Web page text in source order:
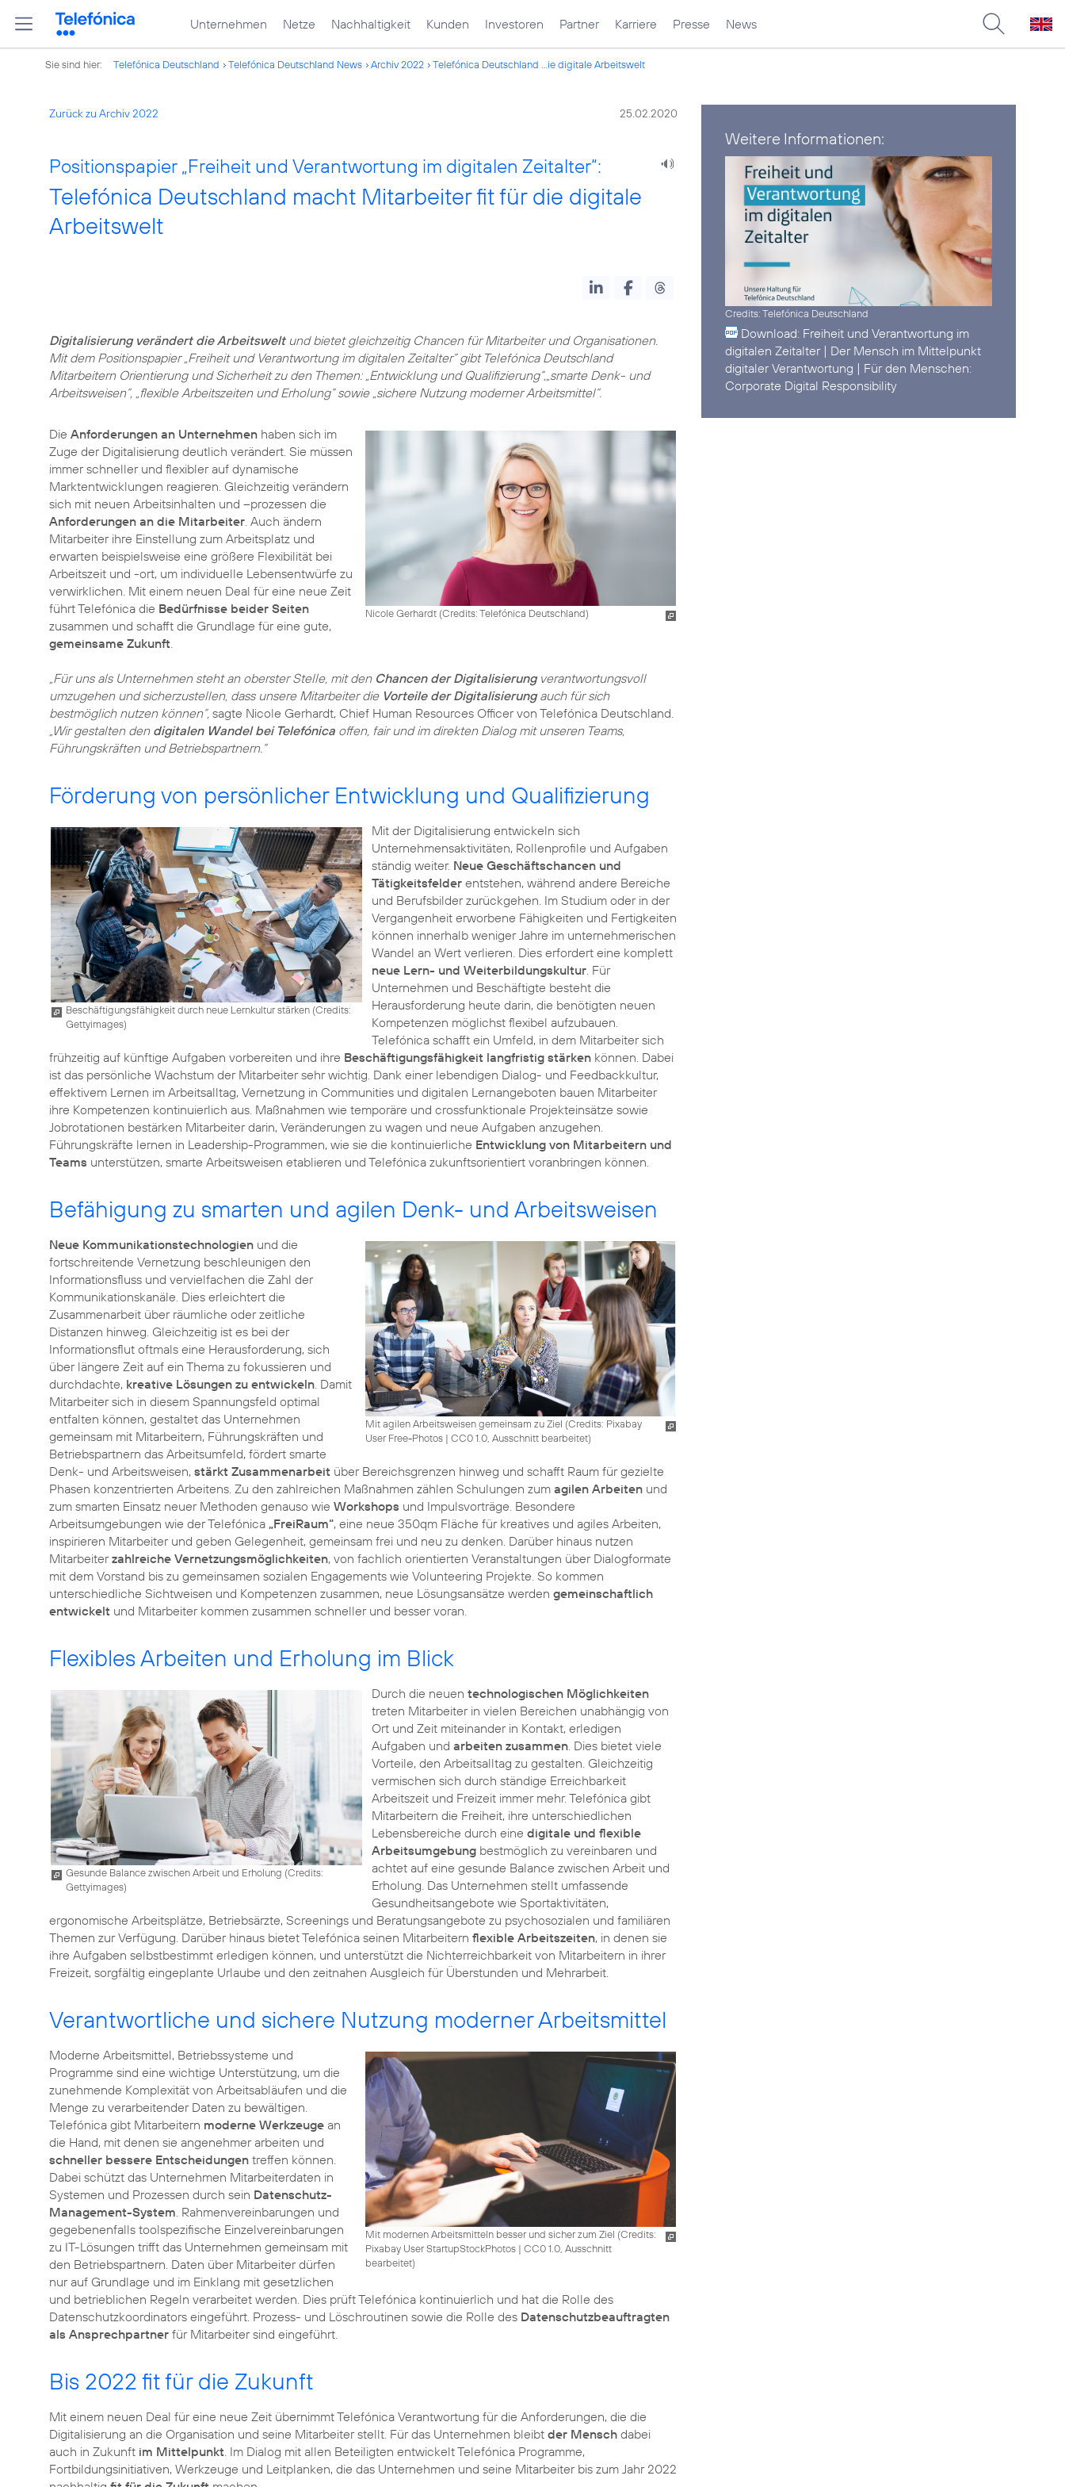
Unternehmen Netze Nachhaltigkeit Kunden Investoren Partner Karriere Presse News
Sie sind hier: Telefónica Deutschland Telefónica Deutschland News Archiv 2022 Telefónica Deutschland ...ie digitale Arbeitswelt
Zurück zu Archiv 2022 25.02.2020
Positionspapier „Freiheit und Verantwortung im digitalen Zeitalter“:
Telefónica Deutschland macht Mitarbeiter fit für die digitale
Arbeitswelt
Digitalisierung verändert die Arbeitsweltund bietet gleichzeitig Chancen für Mitarbeiter und Organisationen.
Mit dem Positionspapier „Freiheit und Verantwortung im digitalen Zeitalter“ gibt Telefónica Deutschland
Mitarbeitern Orientierung und Sicherheit zu den Themen: „Entwicklung und Qualifizierung“,„smarte Denk- und
Arbeitsweisen“, „flexible Arbeitszeiten und Erholung“ sowie „sichere Nutzung moderner Arbeitsmittel“.
Nicole Gerhardt (Credits: Telefónica Deutschland)
Die Anforderungen an Unternehmen haben sich im
Zuge der Digitalisierung deutlich verändert. Sie müssen
immer schneller und flexibler auf dynamische
Marktentwicklungen reagieren. Gleichzeitig verändern
sich mit neuen Arbeitsinhalten und –prozessen die
Anforderungen an die Mitarbeiter. Auch ändern
Mitarbeiter ihre Einstellung zum Arbeitsplatz und
erwarten beispielsweise eine größere Flexibilität bei
Arbeitszeit und -ort, um individuelle Lebensentwürfe zu
verwirklichen. Mit einem neuen Deal für eine neue Zeit
führt Telefónica die Bedürfnisse beider Seiten
zusammen und schafft die Grundlage für eine gute,
gemeinsame Zukunft.
„Für uns als Unternehmen steht an oberster Stelle, mit den Chancen der Digitalisierungverantwortungsvoll
umzugehen und sicherzustellen, dass unsere Mitarbeiter die Vorteile der Digitalisierungauch für sich
bestmöglich nutzen können“, sagte Nicole Gerhardt, Chief Human Resources Officer von Telefónica Deutschland.
„Wir gestalten den digitalen Wandel bei Telefónica offen, fair und im direkten Dialog mit unseren Teams,
Führungskräften und Betriebspartnern.“
Förderung von persönlicher Entwicklung und Qualifizierung
Beschäftigungsfähigkeit durch neue Lernkultur stärken (Credits:
Gettyimages)
Mit der Digitalisierung entwickeln sich
Unternehmensaktivitäten, Rollenprofile und Aufgaben
ständig weiter. Neue Geschäftschancen und
Tätigkeitsfelderentstehen, während andere Bereiche
und Berufsbilder zurückgehen. Im Studium oder in der
Vergangenheit erworbene Fähigkeiten und Fertigkeiten
können innerhalb weniger Jahre im unternehmerischen
Wandel an Wert verlieren. Dies erfordert eine komplett
neue Lern- und Weiterbildungskultur. Für
Unternehmen und Beschäftigte besteht die
Herausforderung heute darin, die benötigten neuen
Kompetenzen möglichst flexibel aufzubauen.
Telefónica schafft ein Umfeld, in dem Mitarbeiter sich
frühzeitig auf künftige Aufgaben vorbereiten und ihre Beschäftigungsfähigkeit langfristig stärken können. Dabei
ist das persönliche Wachstum der Mitarbeiter sehr wichtig. Dank einer lebendigen Dialog- und Feedbackkultur,
effektivem Lernen im Arbeitsalltag, Vernetzung in Communities und digitalen Lernangeboten bauen Mitarbeiter
ihre Kompetenzen kontinuierlich aus. Maßnahmen wie temporäre und crossfunktionale Projekteinsätze sowie
Jobrotationen bestärken Mitarbeiter darin, Veränderungen zu wagen und neue Aufgaben anzugehen.
Führungskräfte lernen in Leadership-Programmen, wie sie die kontinuierliche Entwicklung von Mitarbeitern und
Teams unterstützen, smarte Arbeitsweisen etablieren und Telefónica zukunftsorientiert voranbringen können.
Befähigung zu smarten und agilen Denk- und Arbeitsweisen
Mit agilen Arbeitsweisen gemeinsam zu Ziel (Credits: Pixabay
User Free-Photos| CC0 1.0, Ausschnitt bearbeitet)
Neue Kommunikationstechnologien und die
fortschreitende Vernetzung beschleunigen den
Informationsfluss und vervielfachen die Zahl der
Kommunikationskanäle. Dies erleichtert die
Zusammenarbeit über räumliche oder zeitliche
Distanzen hinweg. Gleichzeitig ist es bei der
Informationsflut oftmals eine Herausforderung, sich
über längere Zeit auf ein Thema zu fokussieren und
durchdachte, kreative Lösungen zu entwickeln. Damit
Mitarbeiter sich in diesem Spannungsfeld optimal
entfalten können, gestaltet das Unternehmen
gemeinsam mit Mitarbeitern, Führungskräften und
Betriebspartnern das Arbeitsumfeld, fördert smarte
Denk- und Arbeitsweisen, stärkt Zusammenarbeit über Bereichsgrenzen hinweg und schafft Raum für gezielte
Phasen konzentrierten Arbeitens. Zu den zahlreichen Maßnahmen zählen Schulungen zum agilen Arbeiten und
zum smarten Einsatz neuer Methoden genauso wie Workshops und Impulsvorträge. Besondere
Arbeitsumgebungen wie der Telefónica „FreiRaum“, eine neue 350qm Fläche für kreatives und agiles Arbeiten,
inspirieren Mitarbeiter und geben Gelegenheit, gemeinsam frei und neu zu denken. Darüber hinaus nutzen
Mitarbeiterzahlreiche Vernetzungsmöglichkeiten, von fachlich orientierten Veranstaltungen über Dialogformate
mit dem Vorstand bis zu gemeinsamen sozialen Engagements wie Volunteering Projekte. So kommen
unterschiedliche Sichtweisen und Kompetenzen zusammen, neue Lösungsansätze werden gemeinschaftlich
entwickelt
Flexibles Arbeiten und Erholung im Blick
Gesunde Balance zwischen Arbeit und Erholung (Credits:
Gettyimages)
Durch die neuen technologischen Möglichkeiten
treten Mitarbeiter in vielen Bereichen unabhängig von
Ort und Zeit miteinander in Kontakt, erledigen
Aufgaben und arbeiten zusammen. Dies bietet viele
Vorteile, den Arbeitsalltag zu gestalten. Gleichzeitig
vermischen sich durch ständige Erreichbarkeit
Arbeitszeit und Freizeit immer mehr. Telefónica gibt
Mitarbeitern die Freiheit, ihre unterschiedlichen
Lebensbereiche durch eine digitale und flexible
Arbeitsumgebungbestmöglich zu vereinbaren und
achtet auf eine gesunde Balance zwischen Arbeit und
Erholung. Das Unternehmen stellt umfassende
Gesundheitsangebote wie Sportaktivitäten,
ergonomische Arbeitsplätze, Betriebsärzte, Screenings und Beratungsangebote zu psychosozialen und familiären
Themen zur Verfügung. Darüber hinaus bietet Telefónica seinen Mitarbeitern flexible Arbeitszeiten, in denen sie
ihre Aufgaben selbstbestimmt erledigen können, und unterstützt die Nichterreichbarkeit von Mitarbeitern in ihrer
Freizeit, sorgfältig eingeplante Urlaube und den zeitnahen Ausgleich für Überstunden und Mehrarbeit.
Verantwortliche und sichere Nutzung moderner Arbeitsmittel
Mit modernen Arbeitsmitteln besser und sicher zum Ziel (Credits:
Pixabay User StartupStockPhotos| CC0 1.0, Ausschnitt
bearbeitet)
Moderne Arbeitsmittel, Betriebssysteme und
Programme sind eine wichtige Unterstützung, um die
zunehmende Komplexität von Arbeitsabläufen und die
Menge zu verarbeitender Daten zu bewältigen.
Telefónica gibt Mitarbeitern moderne Werkzeuge an
die Hand, mit denen sie angenehmer arbeiten und
schneller bessere Entscheidungen treffen können.
Dabei schützt das Unternehmen Mitarbeiterdaten in
Systemen und Prozessen durch sein Datenschutz-
Management-System. Rahmenvereinbarungen und
gegebenenfalls toolspezifische Einzelvereinbarungen
zu IT-Lösungen trifft das Unternehmen gemeinsam mit
den Betriebspartnern. Daten über Mitarbeiter dürfen
nur auf Grundlage und im Einklang mit gesetzlichen
und betrieblichen Regeln verarbeitet werden. Dies prüft Telefónica kontinuierlich und hat die Rolle des
Datenschutzkoordinators eingeführt. Prozess- und Löschroutinen sowie die Rolle des Datenschutzbeauftragten
als Ansprechpartner für Mitarbeiter sind eingeführt.
Bis 2022 fit für die Zukunft
Mit einem neuen Deal für eine neue Zeit übernimmt Telefónica Verantwortung für die Anforderungen, die die
Digitalisierung an die Organisation und seine Mitarbeiter stellt. Für das Unternehmen bleibt der Mensch dabei
auch in Zukunft im Mittelpunkt. Im Dialog mit allen Beteiligten entwickelt Telefónica Programme,
Fortbildungsinitiativen, Werkzeuge und Leitplanken, die das Unternehmen und seine Mitarbeiter bis zum Jahr 2022
Weitere Informationen:
Credits: Telefónica Deutschland
Download: Freiheit und Verantwortung im
digitalen Zeitalter | Der Mensch im Mittelpunkt
digitaler Verantwortung | Für den Menschen:
Corporate Digital Responsibility